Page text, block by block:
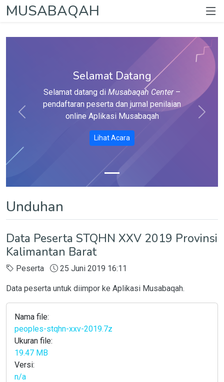
MUSABAQAH
Selamat Datang
Selamat datang di Musabaqah Center–
pendaftaran peserta dan jurnal penilaian
online Aplikasi Musabaqah
Lihat Acara
Sebelum Lanjut
Unduhan
Data Peserta STQHN XXV 2019 Provinsi
Kalimantan Barat
Peserta 25 Juni 2019 16:11
Data peserta untuk diimpor ke Aplikasi Musabaqah.
Nama file:
peoples-stqhn-xxv-2019.7z
Ukuran file:
19.47 MB
Versi:
n/a